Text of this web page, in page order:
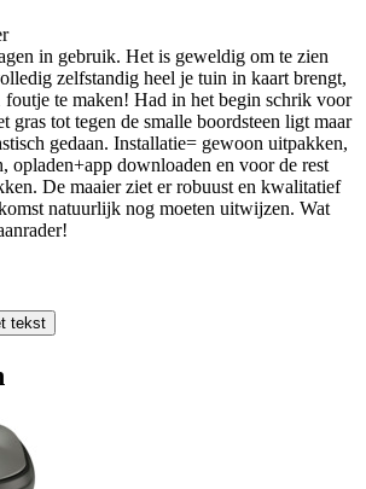
in gebruik. Het is geweldig om te zien
zelfstandig heel je tuin in kaart brengt,
foutje te maken! Had in het begin schrik voor
gras tot tegen de smalle boordsteen ligt maar
gedaan. Installatie= gewoon uitpakken,
opladen+app downloaden en voor de rest
De maaier ziet er robuust en kwalitatief
natuurlijk nog moeten uitwijzen. Wat
tekst